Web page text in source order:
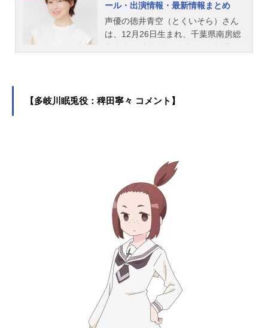
ール・出演情報・最新情報まとめ
声優の徳井青空（とくいそら）さん
は、12月26日生まれ、千葉県南房総
こちらでは、徳井青空さんのオスス
【多岐川眠兎役：稗田寧々 コメント】